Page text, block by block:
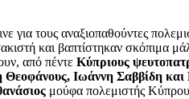
για τους αναξιοπαθούντες
και βαπτίστηκαν σκόπιμα
από πέντε Κύπριους
Ιωάννη Σαββίδη και
μούφα πολεμιστής Κύπρου